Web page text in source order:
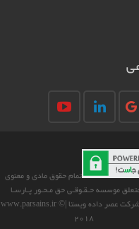
تمام حقوق مادي و معنوي
موسسه حـقـوقـی حق مـحـور پـارسـا
ميباشد | طراح و پشتیبان : شرکت عصر داده ویستا |www.parsains.ir ©
2018